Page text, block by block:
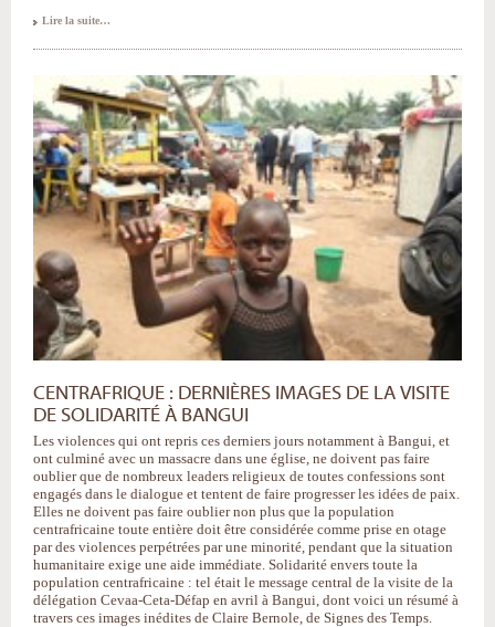
Lire la suite…
CENTRAFRIQUE : DERNIÈRES IMAGES DE LA VISITE
DE SOLIDARITÉ À BANGUI
Les violences qui ont repris ces derniers jours notamment à Bangui, et
ont culminé avec un massacre dans une église, ne doivent pas faire
oublier que de nombreux leaders religieux de toutes confessions sont
engagés dans le dialogue et tentent de faire progresser les idées de paix.
Elles ne doivent pas faire oublier non plus que la population
centrafricaine toute entière doit être considérée comme prise en otage
par des violences perpétrées par une minorité, pendant que la situation
humanitaire exige une aide immédiate. Solidarité envers toute la
population centrafricaine : tel était le message central de la visite de la
délégation Cevaa-Ceta-Défap en avril à Bangui, dont voici un résumé à
travers ces images inédites de Claire Bernole, de Signes des Temps.